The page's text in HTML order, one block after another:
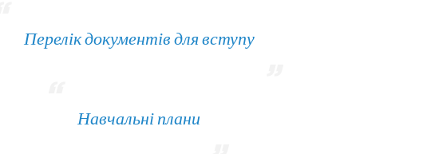
Перелік документів для вступу
Навчальні плани